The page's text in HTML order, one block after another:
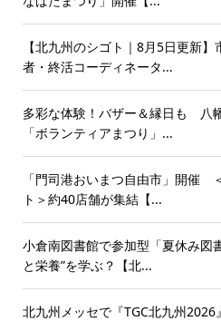
【北九州のシゴト｜8月5日更新
者・終活コーディネータ...
多彩な体験！バザー＆縁日も 八
「ボランティアまつり」...
「門司港おいまつ自由市」開催
ト＞約40店舗が集結【...
小倉南図書館で参加型「夏休み
と栄養”を学ぶ？【北...
北九州メッセで『TGC北九州